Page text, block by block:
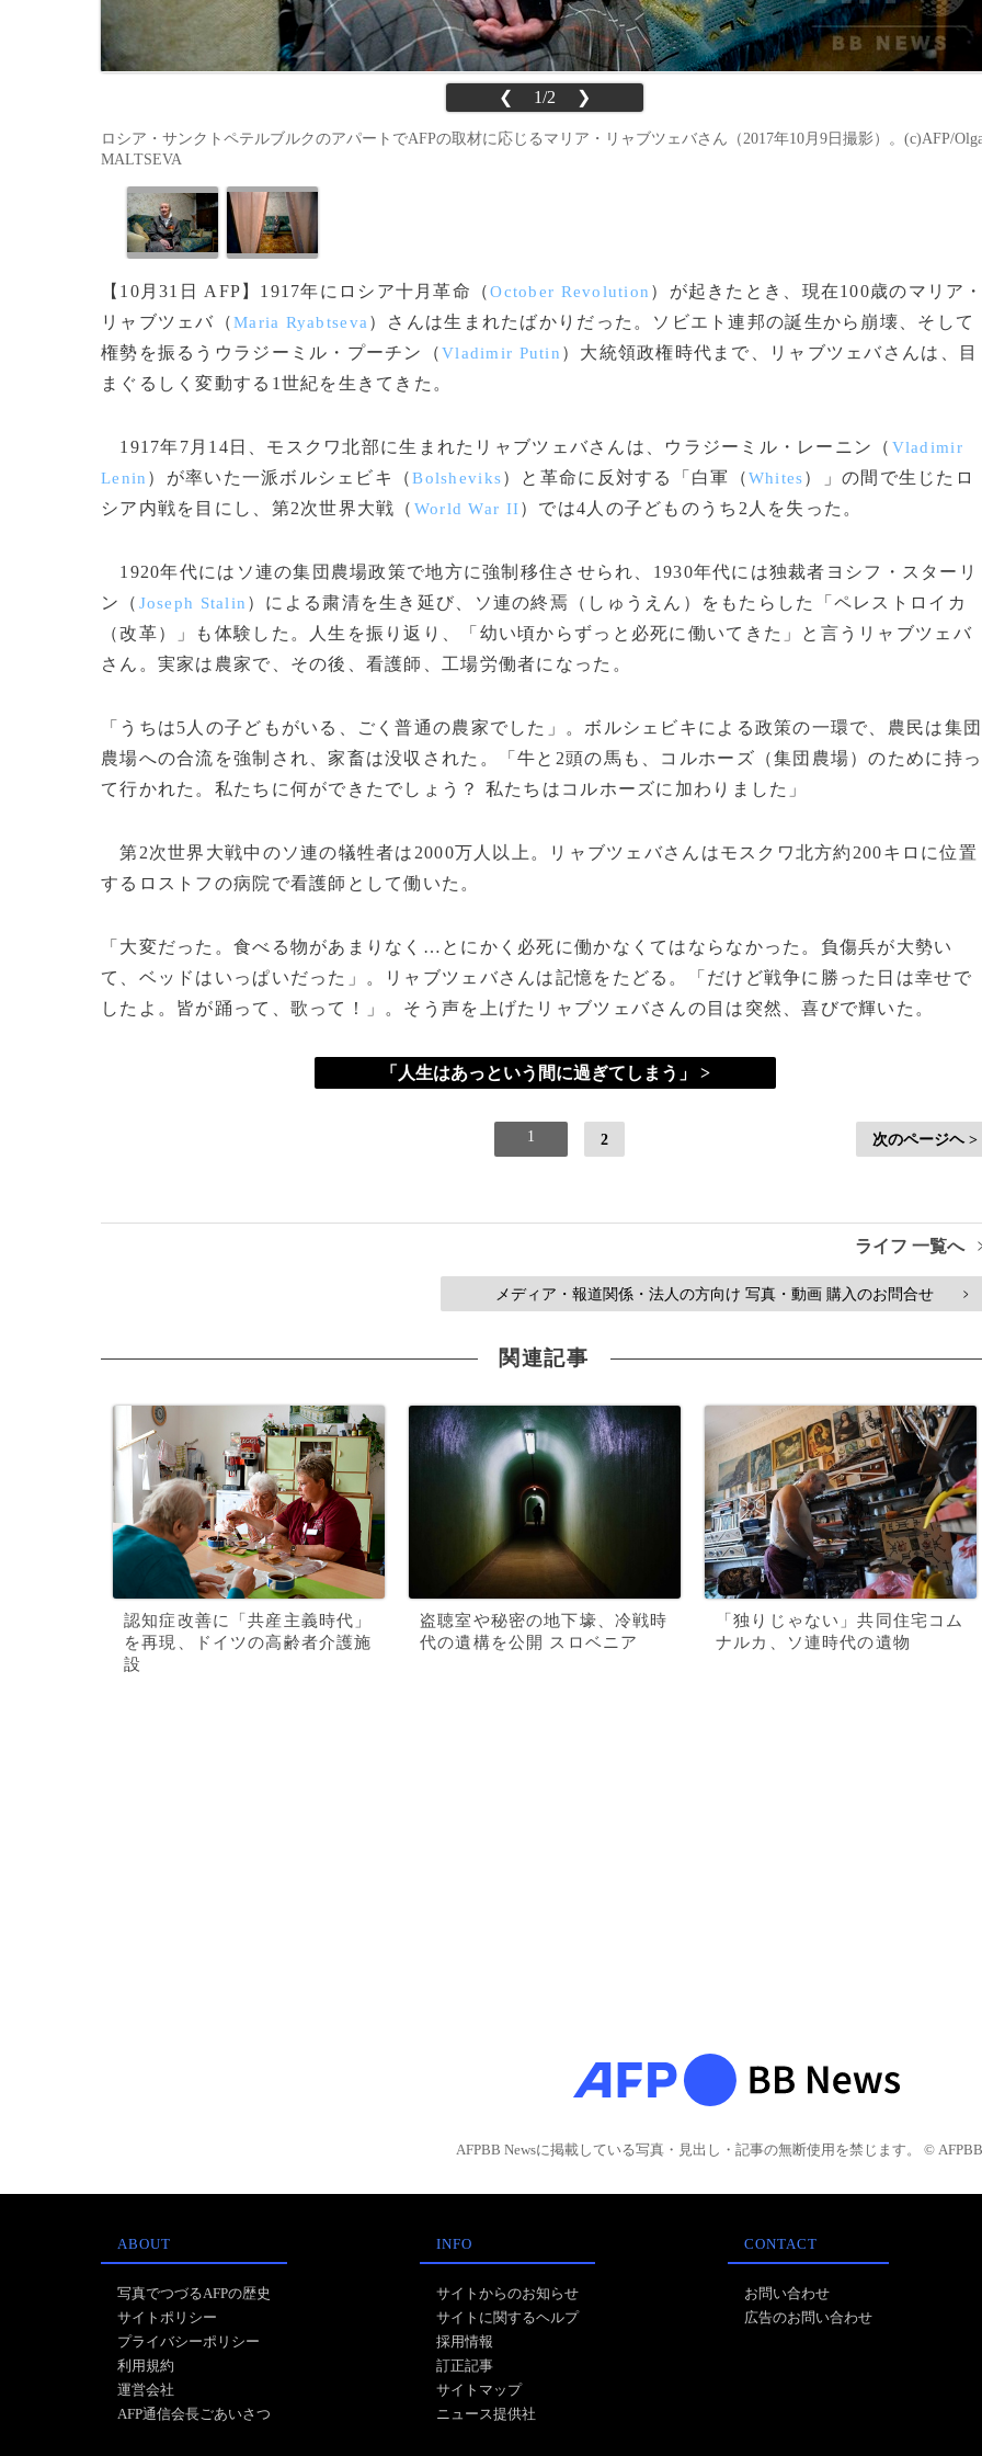
❮ 1/2 ❯
ロシア・サンクトペテルブルクのアパートでAFPの取材に応じるマリア・リャブツェバさん（2017年10月9日撮影）。(c)AFP/
MALTSEVA
【10月31日 AFP】1917年にロシア十月革命（October Revolution ）が起きたとき、現在100歳のマリア
リャブツェバ（Maria Ryabtseva ）さんは生まれたばかりだった。ソビエト連邦の誕生から崩壊、そして
権勢を振るうウラジーミル・プーチン（Vladimir Putin ）大統領政権時代まで、リャブツェバさんは、目
まぐるしく変動する1世紀を生きてきた。
1917年7月14日、モスクワ北部に生まれたリャブツェバさんは、ウラジーミル・レーニン（ Vladimir
Lenin ）が率いた一派ボルシェビキ（Bolsheviks）と革命に反対する「白軍（Whites）」の間で生じたロ
シア内戦を目にし、第2次世界大戦（ World War II）では4人の子どものうち2人を失った。
1920年代にはソ連の集団農場政策で地方に強制移住させられ、1930年代には独裁者ヨシフ・スターリ
ン（ Joseph Stalin ）による粛清を生き延び、ソ連の終焉（しゅうえん）をもたらした「ペレストロイカ
（改革）」も体験した。人生を振り返り、「幼い頃からずっと必死に働いてきた」と言うリャブツェバ
さん。実家は農家で、その後、看護師、工場労働者になった。
「うちは5人の子どもがいる、ごく普通の農家でした」。ボルシェビキによる政策の一環で、農民は集団
農場への合流を強制され、家畜は没収された。「牛と2頭の馬も、コルホーズ（集団農場）のために持っ
て行かれた。私たちに何ができたでしょう？ 私たちはコルホーズに加わりました」
第2次世界大戦中のソ連の犠牲者は2000万人以上。リャブツェバさんはモスクワ北方約200キロに位置
するロストフの病院で看護師として働いた。
「大変だった。食べる物があまりなく…とにかく必死に働かなくてはならなかった。負傷兵が大勢い
て、ベッドはいっぱいだった」。リャブツェバさんは記憶をたどる。「だけど戦争に勝った日は幸せで
したよ。皆が踊って、歌って！」。そう声を上げたリャブツェバさんの目は突然、喜びで輝いた。
「人生はあっという間に過ぎてしまう」 >
1 2 次のページヘ >
ライフ 一覧へ
メディア・報道関係・法人の方向け 写真・動画 購入のお問合せ >
関連記事
認知症改善に「共産主義時代」
を再現、ドイツの高齢者介護施
設
盗聴室や秘密の地下壕、冷戦時
代の遺構を公開 スロベニア
「独りじゃない」共同住宅コム
ナルカ、ソ連時代の遺物
AFPBB Newsに掲載している写真・見出し・記事の無断使用を禁じます。 © AFPBB
ABOUT
写真でつづるAFPの歴史
サイトポリシー
プライバシーポリシー
利用規約
運営会社
AFP通信会長ごあいさつ
INFO
サイトからのお知らせ
サイトに関するヘルプ
採用情報
訂正記事
サイトマップ
ニュース提供社
CONTACT
お問い合わせ
広告のお問い合わせ